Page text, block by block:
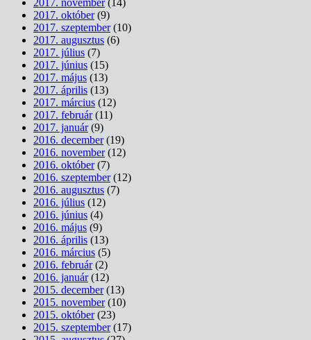
2017. november(14)
2017. október(9)
2017. szeptember(10)
2017. augusztus (6)
2017. július (7)
2017. június (15)
2017. május (13)
2017. április (13)
2017. március (12)
2017. február(11)
2017. január(9)
2016. december(19)
2016. november(12)
2016. október(7)
2016. szeptember(12)
2016. augusztus (7)
2016. július (12)
2016. június (4)
2016. május (9)
2016. április (13)
2016. március (5)
2016. február(2)
2016. január(12)
2015. december(13)
2015. november(10)
2015. október(23)
2015. szeptember(17)